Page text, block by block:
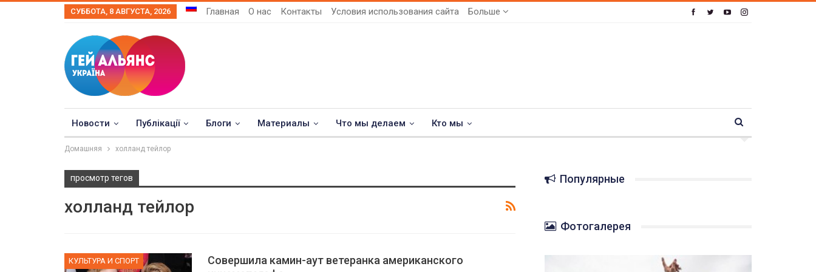
СУББОТА, 8 АВГУСТА, 2026 Главная О нас Контакты Условия использования сайта Больше
Новости Публікації Блоги Материалы Что мы делаем Кто мы
Домашняя холланд тейлор
просмотр тегов
холланд тейлор
КУЛЬТУРА И СПОРТ
Совершила камин-аут ветеранка американского
Популярные
Фотогалерея